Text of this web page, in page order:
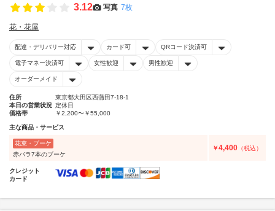
3.12 写真 7枚
花・花屋
配達・デリバリー対応 カード可 QRコード決済可
電子マネー決済可 女性歓迎 男性歓迎
オーダーメイド
住所
東京都大田区西蒲田7-18-1
本日の営業状況 定休日
価格帯
￥2,200〜￥55,000
主な商品・サービス
花束・ブーケ
赤バラ7本のブーケ
￥4,400 （税込）
クレジット
カード